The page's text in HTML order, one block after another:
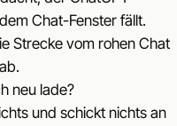
Chat-Fenster fällt.
Strecke vom rohen Chat
neu lade?
und schickt nichts an